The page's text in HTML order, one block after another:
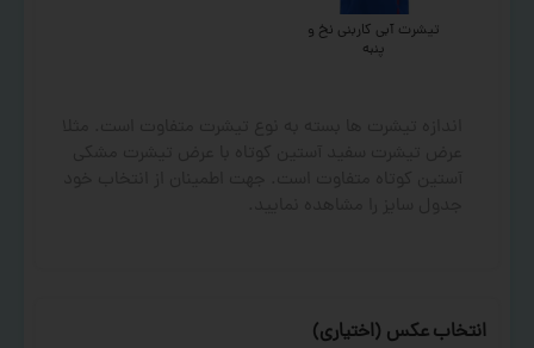
تیشرت آبی کاربنی نخ و
پنبه
انتخاب عکس (اختیاری)